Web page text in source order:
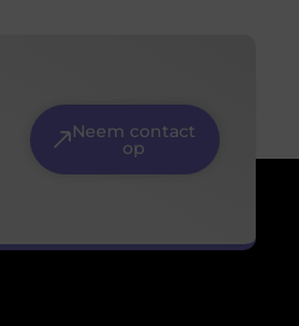
Neem contact
op